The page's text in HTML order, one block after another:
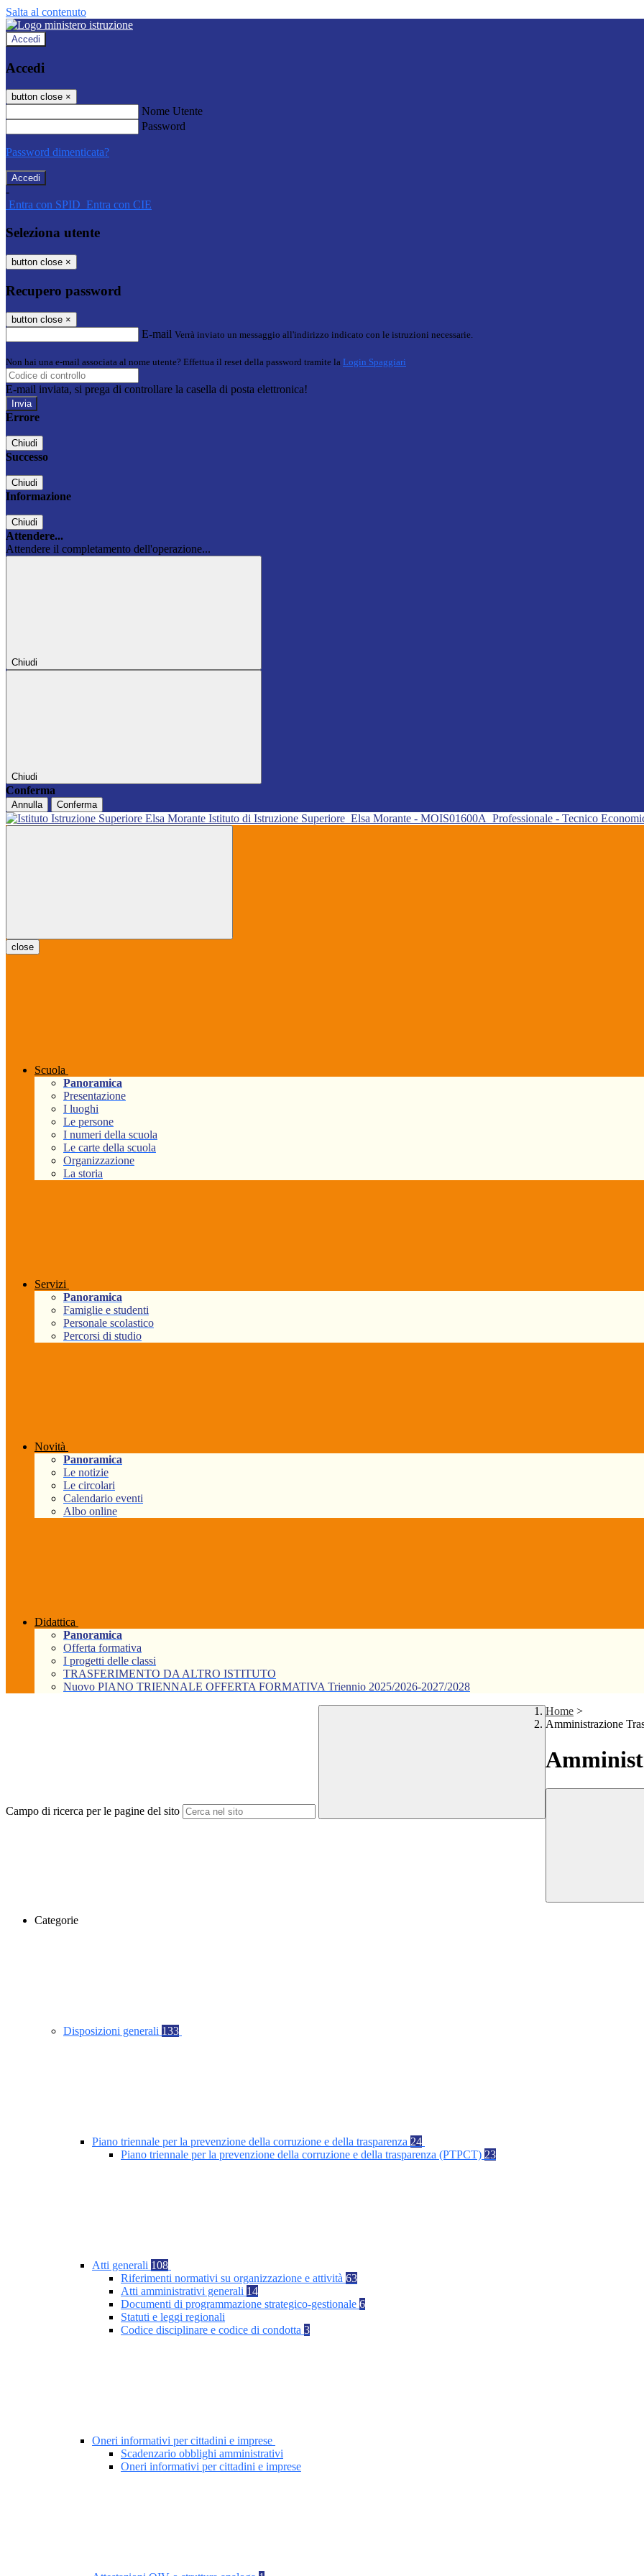
Salta al contenuto
Accedi
Accedi
button close ×
Nome Utente
Password
Password dimenticata?
-
Entra con SPID Entra con CIE
Seleziona utente
button close ×
Recupero password
button close ×
E-mail Verrà inviato un messaggio all'indirizzo indicato con le istruzioni necessarie.
Non hai una e-mail associata al nome utente? Effettua il reset della password tramite la Login Spaggiari
E-mail inviata, si prega di controllare la casella di posta elettronica!
Errore
Chiudi
Successo
Chiudi
Informazione
Chiudi
Attendere...
Attendere il completamento dell'operazione...
Chiudi
Chiudi
Conferma
Annulla Conferma
Istituto di Istruzione Superiore Elsa Morante - MOIS01600A Professionale - Tecnico
close
Scuola
Panoramica
Presentazione
I luoghi
Le persone
I numeri della scuola
Le carte della scuola
Organizzazione
La storia
Servizi
Panoramica
Famiglie e studenti
Personale scolastico
Percorsi di studio
Novità
Panoramica
Le notizie
Le circolari
Calendario eventi
Albo online
Didattica
Panoramica
Offerta formativa
I progetti delle classi
TRASFERIMENTO DA ALTRO ISTITUTO
Nuovo PIANO TRIENNALE OFFERTA FORMATIVA Triennio 2025/2026-2027/2028
Campo di ricerca per le pagine del sito
Home >
Amministrazione
Categorie
Disposizioni generali 133
Piano triennale per la prevenzione della corruzione e della trasparenza 24
Piano triennale per la prevenzione della corruzione e della trasparenza (PTPCT) 23
Atti generali 108
Riferimenti normativi su organizzazione e attività 63
Atti amministrativi generali 14
Documenti di programmazione strategico-gestionale 6
Statuti e leggi regionali
Codice disciplinare e codice di condotta 3
Oneri informativi per cittadini e imprese
Scadenzario obblighi amministrativi
Oneri informativi per cittadini e imprese